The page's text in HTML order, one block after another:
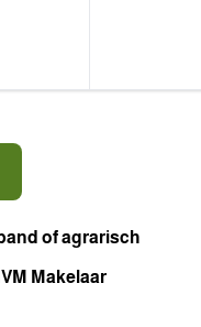
of agrarisch
Makelaar